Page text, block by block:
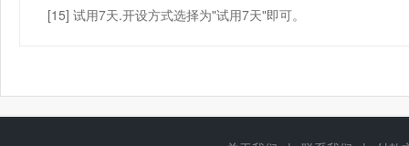
[15] 试用7天.开设方式选择为"试用7天"即可。